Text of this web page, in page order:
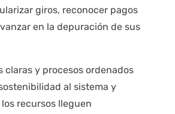
giros, reconocer pagos
en la depuración de sus
claras y procesos ordenados
al sistema y
recursos lleguen